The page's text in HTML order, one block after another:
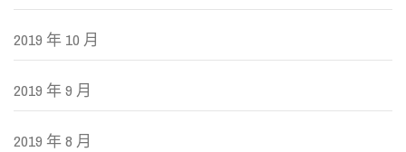
2019 年 10 月
2019 年 9 月
2019 年 8 月